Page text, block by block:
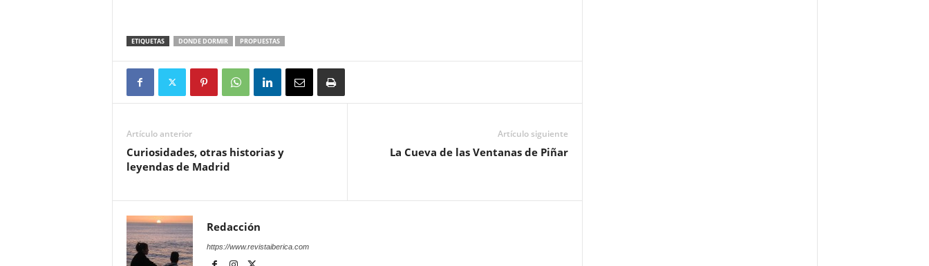
ETIQUETAS DONDE DORMIR PROPUESTAS
Artículo anterior
Curiosidades, otras historias y
leyendas de Madrid
Artículo siguiente
La Cueva de las Ventanas de Piñar
Redacción
https://www.revistaiberica.com